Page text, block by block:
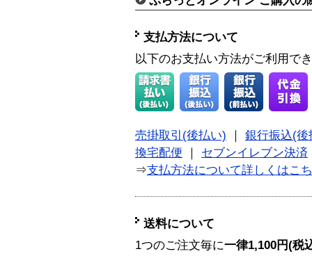
支払方法について
以下のお支払い方法がご利用で
売掛取引(後払い)
銀行振込(後
換宅配便
セブンイレブン決済
⇒支払方法について詳しくはこ
送料について
1つのご注文毎に一律1,100円(税